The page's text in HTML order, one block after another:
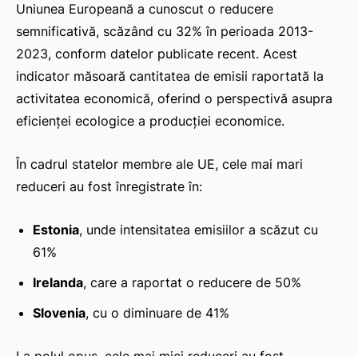
Uniunea Europeană a cunoscut o reducere
semnificativă, scăzând cu 32% în perioada 2013-
2023, conform datelor publicate recent. Acest
indicator măsoară cantitatea de emisii raportată la
activitatea economică, oferind o perspectivă asupra
eficienței ecologice a producției economice.
În cadrul statelor membre ale UE, cele mai mari
reduceri au fost înregistrate în:
Estonia, unde intensitatea emisiilor a scăzut cu
61%
Irelanda, care a raportat o reducere de 50%
Slovenia, cu o diminuare de 41%